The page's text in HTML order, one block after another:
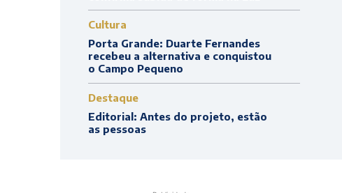
Cultura
Porta Grande: Duarte Fernandes
recebeu a alternativa e conquistou
o Campo Pequeno
Destaque
Editorial: Antes do projeto, estão
as pessoas